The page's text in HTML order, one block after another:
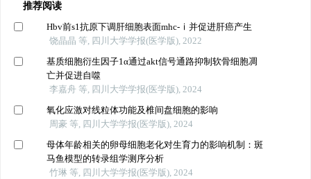
推荐阅读
Hbv前s1抗原下调肝细胞表面mhc-ⅰ并促进肝癌产生
饶晶晶 等, 四川大学学报(医学版), 2022
基质细胞衍生因子1α通过akt信号通路抑制软骨细胞凋
亡并促进自噬
李嘉舟 等, 四川大学学报(医学版), 2024
氧化应激对线粒体功能及椎间盘细胞的影响
周豪 等, 四川大学学报(医学版), 2024
母体年龄相关的卵母细胞老化对生育力的影响机制：斑
马鱼模型的转录组学测序分析
竹琳 等, 四川大学学报(医学版), 2024